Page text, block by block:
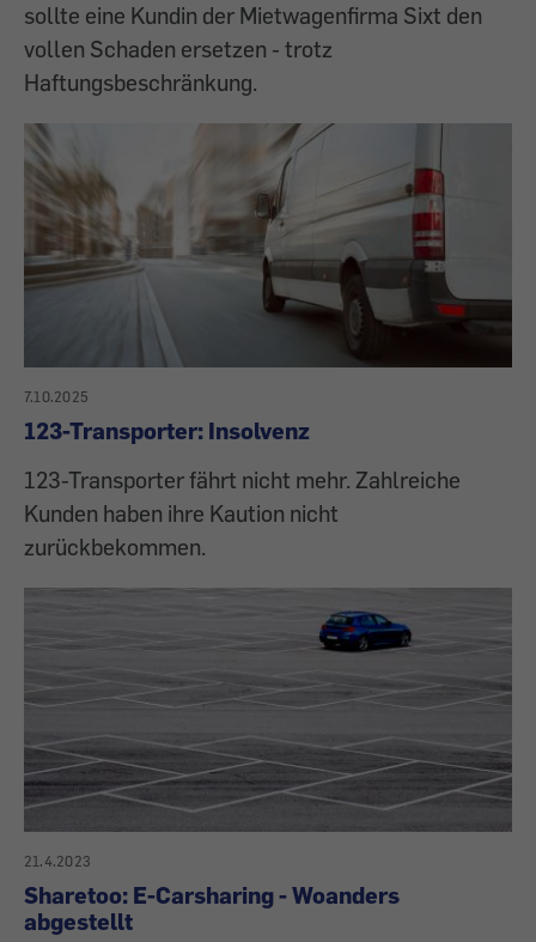
sollte eine Kundin der Mietwagenfirma Sixt den
vollen Schaden ersetzen - trotz
Haftungsbeschränkung.
7.10.2025
123-Transporter: Insolvenz
123-Transporter fährt nicht mehr. Zahlreiche
Kunden haben ihre Kaution nicht
zurückbekommen.
21.4.2023
Sharetoo: E-Carsharing - Woanders
abgestellt